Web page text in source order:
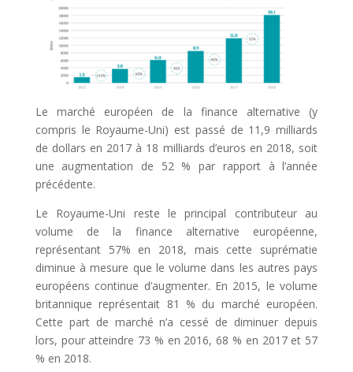
Le marché européen de la finance alternative (y
compris le Royaume-Uni) est passé de 11,9 milliards
de dollars en 2017 à 18 milliards d’euros en 2018, soit
une augmentation de 52 % par rapport à l’année
précédente.
Le Royaume-Uni reste le principal contributeur au
volume de la finance alternative européenne,
représentant 57% en 2018, mais cette suprématie
diminue à mesure que le volume dans les autres pays
européens continue d’augmenter. En 2015, le volume
britannique représentait 81 % du marché européen.
Cette part de marché n’a cessé de diminuer depuis
lors, pour atteindre 73 % en 2016, 68 % en 2017 et 57
% en 2018.